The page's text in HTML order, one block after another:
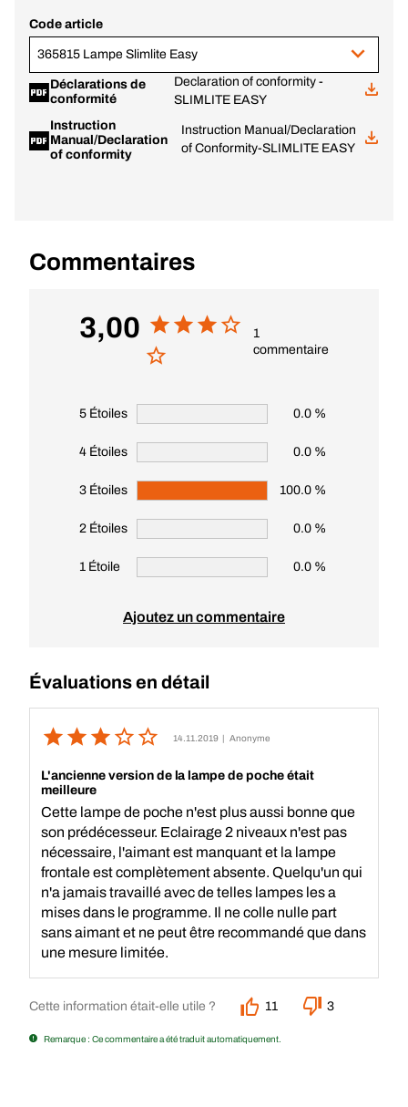
Code article
365815 Lampe Slimlite Easy
Déclarations de
conformité
Declaration of conformity -
SLIMLITE EASY
Instruction
Manual/Declaration
of conformity
Instruction Manual/Declaration
of Conformity-SLIMLITE EASY
Commentaires
3,00
1
commentaire
5 Étoiles 0.0 %
4 Étoiles 0.0 %
3 Étoiles 100.0 %
2 Étoiles 0.0 %
1 Étoile 0.0 %
Ajoutez un commentaire
Évaluations en détail
14.11.2019 | Anonyme
L'ancienne version de la lampe de poche était
meilleure
Cette lampe de poche n'est plus aussi bonne que
son prédécesseur. Eclairage 2 niveaux n'est pas
nécessaire, l'aimant est manquant et la lampe
frontale est complètement absente. Quelqu'un qui
n'a jamais travaillé avec de telles lampes les a
mises dans le programme. Il ne colle nulle part
sans aimant et ne peut être recommandé que dans
une mesure limitée.
Cette information était-elle utile ? 11 3
Remarque : Ce commentaire a été traduit automatiquement.